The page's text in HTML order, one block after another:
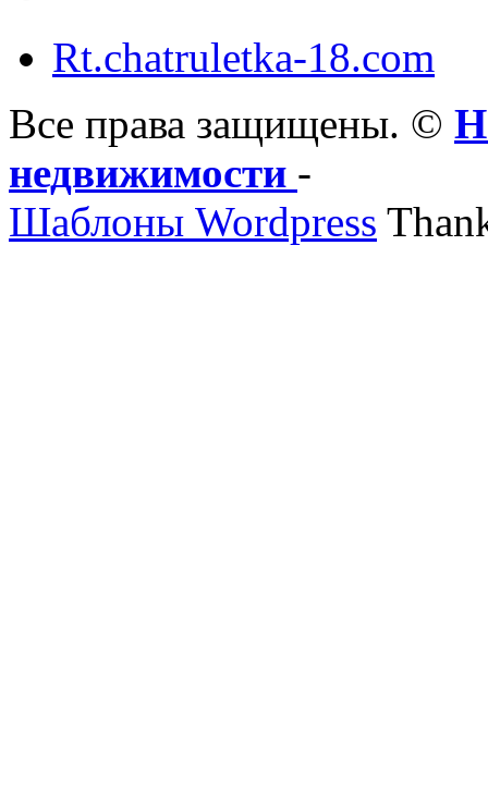
Rt.chatruletka-18.com
Все права защищены. ©
недвижимости -
Шаблоны Wordpress